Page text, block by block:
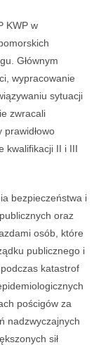
KWP w
Głównym
wypracowanie
sytuacji
zwracali
prawidłowo
kwalifikacji II i III
bezpieczeństwa i
oraz
osób, które
publicznego i
katastrof
pościgów za
nadzwyczajnych
sił